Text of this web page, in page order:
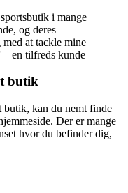
i mange
og deres
at tackle mine
– en tilfreds kunde
butik
butik, kan du nemt finde
Der er mange
hvor du befinder dig,